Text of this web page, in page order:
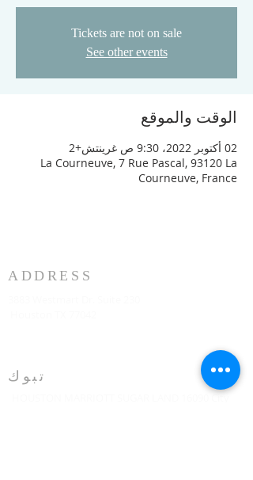
Tickets are not on sale
See other events
الوقت والموقع
02 أكتوبر 2022، 9:30 ص غرينتش+2
La Courneuve, 7 Rue Pascal, 93120 La
Courneuve, France
ADDRESS
تبوك
HOUSTON MARRIOTT SUGAR LAND 16090 City